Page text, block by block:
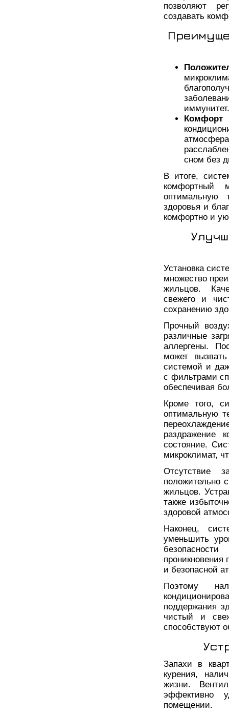
позволяют
создавать
иммунитет.
сном без
В итоге,
комфортный
оптимальную
здоровья и
комфортно и
Установка
множество
жильцов.
свежего и
сохранению
Прочный
различные
аллергены.
может
системой и
с фильтрами
обеспечивая
Кроме того,
оптимальную
раздражение
состояние.
микроклимат,
Отсутствие
положительно
жильцов.
также
здоровой
Наконец,
уменьшить
проникновения
и безопасной
Поэтому
поддержания
чистый и
способствуют
Запахи в
курения,
жизни.
эффективно
помещении.